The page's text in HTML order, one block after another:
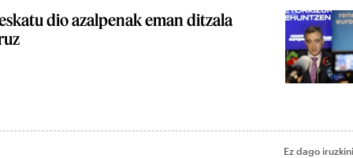
dio azalpenak eman ditzala
Ez dago